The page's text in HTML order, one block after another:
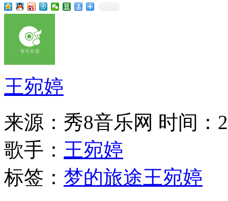
王宛婷
来源：秀8音乐网 时间：
歌手： 王宛婷
标签： 梦的旅途王宛婷